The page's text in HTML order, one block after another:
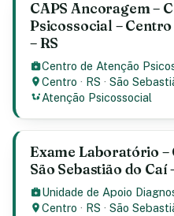
CAPS Ancoragem –
Psicossocial – Centro
– RS
Centro de Atenção
Centro · RS ·São
Atenção Psicossocial
Exame Laboratório –
São Sebastião do Caí
Unidade de Apoio
Centro · RS ·São